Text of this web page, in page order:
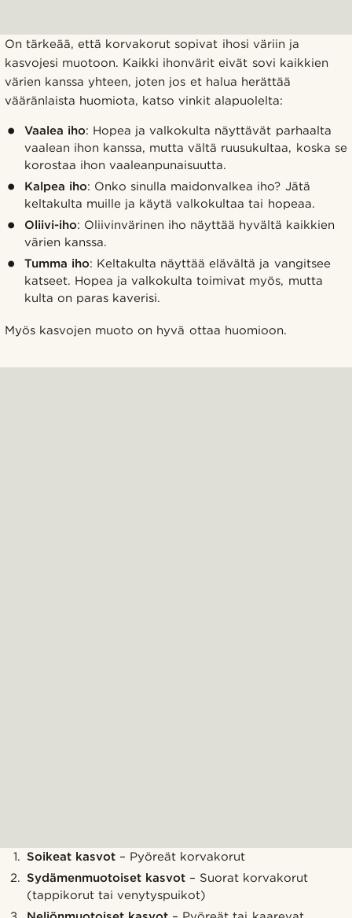
On tärkeää, että korvakorut sopivat ihosi väriin ja
kasvojesi muotoon. Kaikki ihonvärit eivät sovi kaikkien
värien kanssa yhteen, joten jos et halua herättää
vääränlaista huomiota, katso vinkit alapuolelta:
Vaalea iho: Hopea ja valkokulta näyttävät parhaalta
vaalean ihon kanssa, mutta vältä ruusukultaa, koska se
korostaa ihon vaaleanpunaisuutta.
Kalpea iho: Onko sinulla maidonvalkea iho? Jätä
keltakulta muille ja käytä valkokultaa tai hopeaa.
Oliivi-iho: Oliivinvärinen iho näyttää hyvältä kaikkien
värien kanssa.
Tumma iho: Keltakulta näyttää elävältä ja vangitsee
katseet. Hopea ja valkokulta toimivat myös, mutta
kulta on paras kaverisi.
Myös kasvojen muoto on hyvä ottaa huomioon.
Soikeat kasvot – Pyöreät korvakorut
Sydämenmuotoiset kasvot – Suorat korvakorut
(tappikorut tai venytyspuikot)